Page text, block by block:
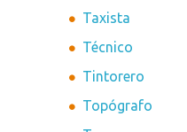
Taxista
Técnico
Tintorero
Topógrafo